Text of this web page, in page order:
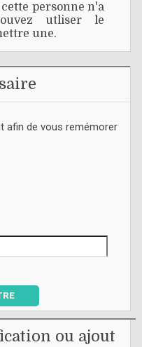
personne n'a
utliser le
une.
afin de vous remémorer
ou ajout